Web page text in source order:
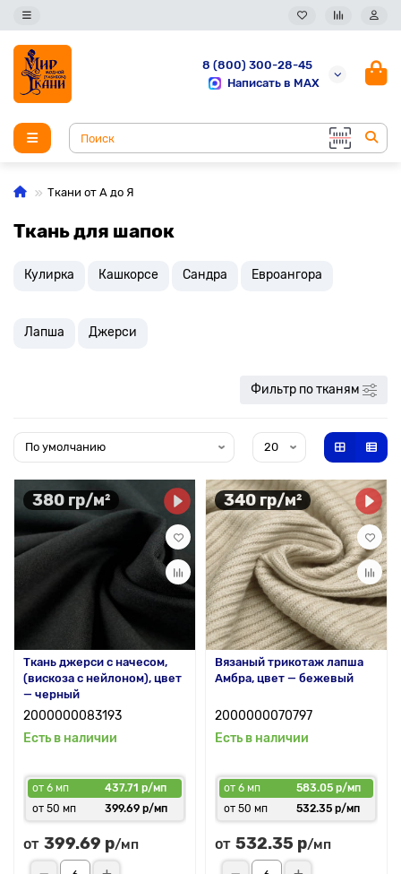
8 (800) 300-28-45
Написать в MAX
Ткани от А до Я
Ткань для шапок
Кулирка Кашкорсе Сандра Евроангора
Лапша Джерси
Фильтр по тканям
380 гр/м²
Ткань джерси с начесом,
(вискоза с нейлоном), цвет
— черный
2000000083193
Есть в наличии
от 6 мп
437.71 р/мп
от 50 мп
399.69 р/мп
от 399.69 р/мп
340 гр/м²
Вязаный трикотаж лапша
Амбра, цвет — бежевый
2000000070797
Есть в наличии
от 6 мп
583.05 р/мп
от 50 мп
532.35 р/мп
от 532.35 р/мп